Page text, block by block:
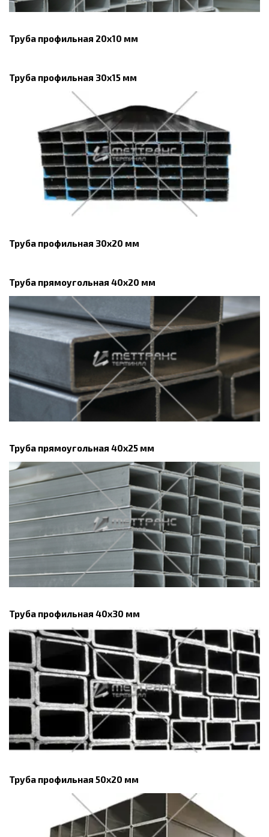
Труба профильная 20х10 мм
Труба профильная 30х15 мм
Труба профильная 30х20 мм
Труба прямоугольная 40х20 мм
Труба прямоугольная 40х25 мм
Труба профильная 40х30 мм
Труба профильная 50х20 мм